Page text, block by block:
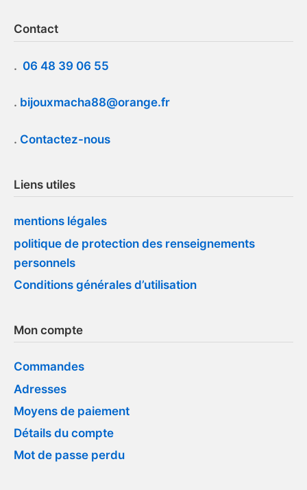
Contact
. 06 48 39 06 55
. bijouxmacha88@orange.fr
. Contactez-nous
Liens utiles
mentions légales
politique de protection des renseignements
personnels
Conditions générales d’utilisation
Mon compte
Commandes
Adresses
Moyens de paiement
Détails du compte
Mot de passe perdu